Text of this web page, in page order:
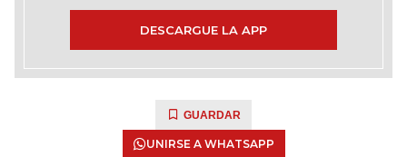
DESCARGUE LA APP
GUARDAR
UNIRSE A WHATSAPP